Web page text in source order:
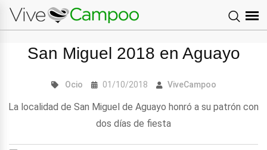
San Miguel 2018 en Aguayo
Ocio 01/10/2018 ViveCampoo
La localidad de San Miguel de Aguayo honró a su patrón con
dos días de fiesta